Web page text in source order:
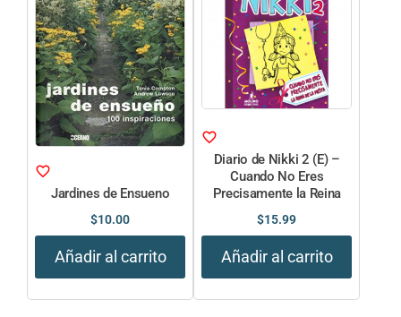
Jardines de Ensueno
$10.00
Añadir al carrito
Diario de Nikki 2 (E) –
Cuando No Eres
Precisamente la Reina
$15.99
Añadir al carrito